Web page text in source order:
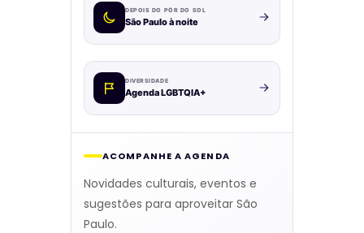
DEPOIS DO PÔR DO SOL
São Paulo à noite
DIVERSIDADE
Agenda LGBTQIA+
ACOMPANHE A AGENDA
Novidades culturais, eventos e
sugestões para aproveitar São
Paulo.